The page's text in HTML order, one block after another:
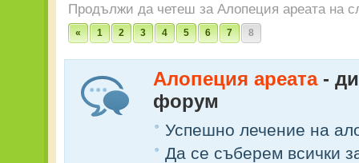
Продължи да четеш за Алопеция ареата на
« 1 2 3 4 5 6 7 8
Алопеция ареата-
форум
Успешно лечение на
Да се съберем всички